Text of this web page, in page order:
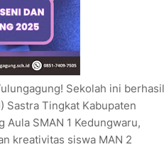
Sekolah ini berhasil
Sastra Tingkat Kabupaten
Aula SMAN 1 Kedungwaru,
kreativitas siswa MAN 2